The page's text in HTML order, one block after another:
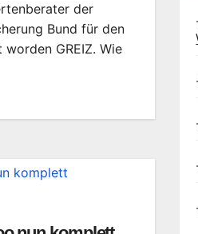
der
Bund für den
GREIZ. Wie